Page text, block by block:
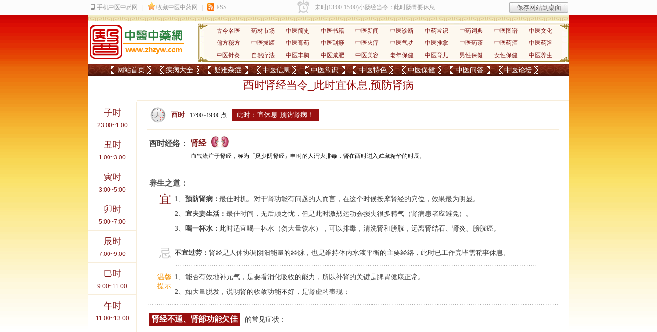
古今名医 药材市场 中医简史 中医书籍 中医新闻 中医诊断 中药常识 中药词典 中医图谱
中医文化
偏方秘方
中医拔罐 中医膏药 中医刮痧 中医火疗 中医气功 中医推拿 中医药茶 中医药酒
中医药浴
中医针灸
自然疗法 中医丰胸 中医减肥 中医美容 老年保健 中医育儿 男性保健 女性保健 中医养生
网站首页 疾病大全 疑难杂症 中医信息 中医常识 中医特色 中医保健 中医问答 中医论坛
酉时肾经当令_此时宜休息,预防肾病
子时
23:00~1:00
丑时
1:00~3:00
寅时
3:00~5:00
卯时
5:00~7:00
辰时
7:00~9:00
巳时
9:00~11:00
午时
11:00~13:00
酉时 17:00~19:00 点 此时：宜休息 预防肾病！
酉时经络： 肾经
血气流注于肾经，称为「足少阴肾经」申时的人泻火排毒，肾在酉时进入贮藏精华的时辰。
养生之道：
宜 1、 预防肾病： 最佳时机。对于肾功能有问题的人而言，在这个时候按摩肾经的穴位，效果最为明显。
2、 宜夫妻生活： 最佳时间，无后顾之忧，但是此时激烈运动会损失很多精气（肾病患者应避免）。
3、
喝一杯水： 此时适宜喝一杯水（勿大量饮水），可以排毒，清洗肾和膀胱，远离肾结石、肾炎、膀胱癌。
忌 不宜过劳： 肾经是人体协调阴阳能量的经脉，也是维持体内水液平衡的主要经络，此时已工作完毕需稍事休息。
温馨
提示
1、能否有效地补元气，是要看消化吸收的能力，所以补肾的关键是脾胃健康正常。
2、如大量脱发，说明肾的收敛功能不好，是肾虚的表现；
肾经不通、肾部功能欠佳 的常见症状：